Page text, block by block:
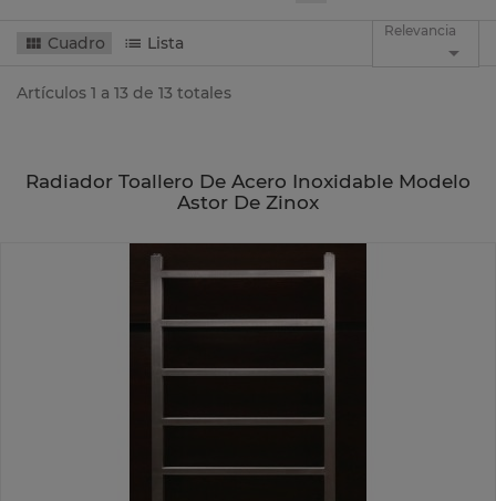
Cuadro Lista
Relevancia

Artículos 1 a 13 de 13 totales
Radiador Toallero De Acero Inoxidable Modelo
Astor De Zinox